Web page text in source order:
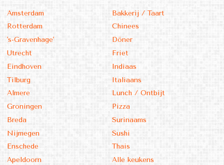
Amsterdam
Rotterdam
's-Gravenhage'
Utrecht
Eindhoven
Tilburg
Almere
Groningen
Breda
Nijmegen
Enschede
Apeldoorn
Bakkerij / Taart
Chinees
Döner
Friet
Indiaas
Italiaans
Lunch / Ontbijt
Pizza
Surinaams
Sushi
Thais
Alle keukens